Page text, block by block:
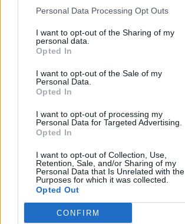
Personal Data Processing Opt Outs
I want to opt-out of the Sharing of my
personal data.
Opted In
I want to opt-out of the Sale of my
Personal Data.
Opted In
I want to opt-out of processing my
Personal Data for Targeted Advertising.
Opted In
I want to opt-out of Collection, Use,
Retention, Sale, and/or Sharing of my
Personal Data that Is Unrelated with the
Purposes for which it was collected.
Opted Out
CONFIRM